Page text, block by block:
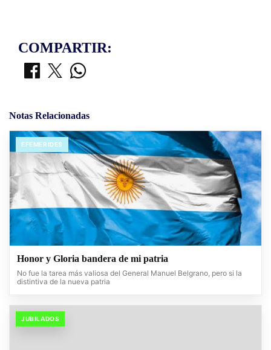
COMPARTIR:
Notas Relacionadas
EFEMERIDES
Honor y Gloria bandera de mi patria
No fue la tarea más valiosa del General Manuel Belgrano, pero si la
distintiva de la nueva patria
JUBILADOS